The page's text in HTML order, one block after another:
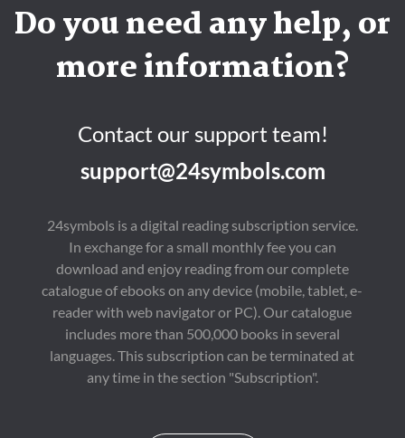
Do you need any help, or
more information?
Contact our support team!
support@24symbols.com
24symbols is a digital reading subscription service.
In exchange for a small monthly fee you can
download and enjoy reading from our complete
catalogue of ebooks on any device (mobile, tablet, e-
reader with web navigator or PC). Our catalogue
includes more than 500,000 books in several
languages. This subscription can be terminated at
any time in the section "Subscription".